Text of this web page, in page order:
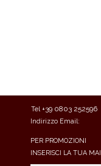
Tel +39 0803 252596
PER PROMOZIONI
INSERISCI LA TUA
Indirizzo Email: